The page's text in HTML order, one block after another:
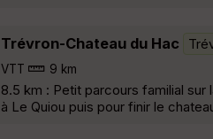
Trévron-Chateau du Hac
VTT 9 km
8.5 km : Petit parcours familial
à Le Quiou puis pour finir le